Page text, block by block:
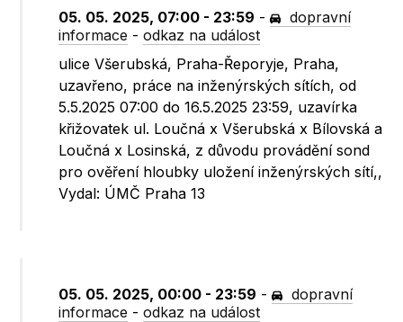
05. 05. 2025, 07:00 - 23:59 -
dopravní
informace -odkaz na událost
ulice Všerubská, Praha-Řeporyje, Praha,
uzavřeno, práce na inženýrských sítích, od
5.5.2025 07:00 do 16.5.2025 23:59, uzavírka
křižovatek ul. Loučná x Všerubská x Bílovská a
Loučná x Losinská, z důvodu provádění sond
pro ověření hloubky uložení inženýrských sítí,,
Vydal: ÚMČ Praha 13
05. 05. 2025, 00:00 - 23:59 -
dopravní
informace -odkaz na událost